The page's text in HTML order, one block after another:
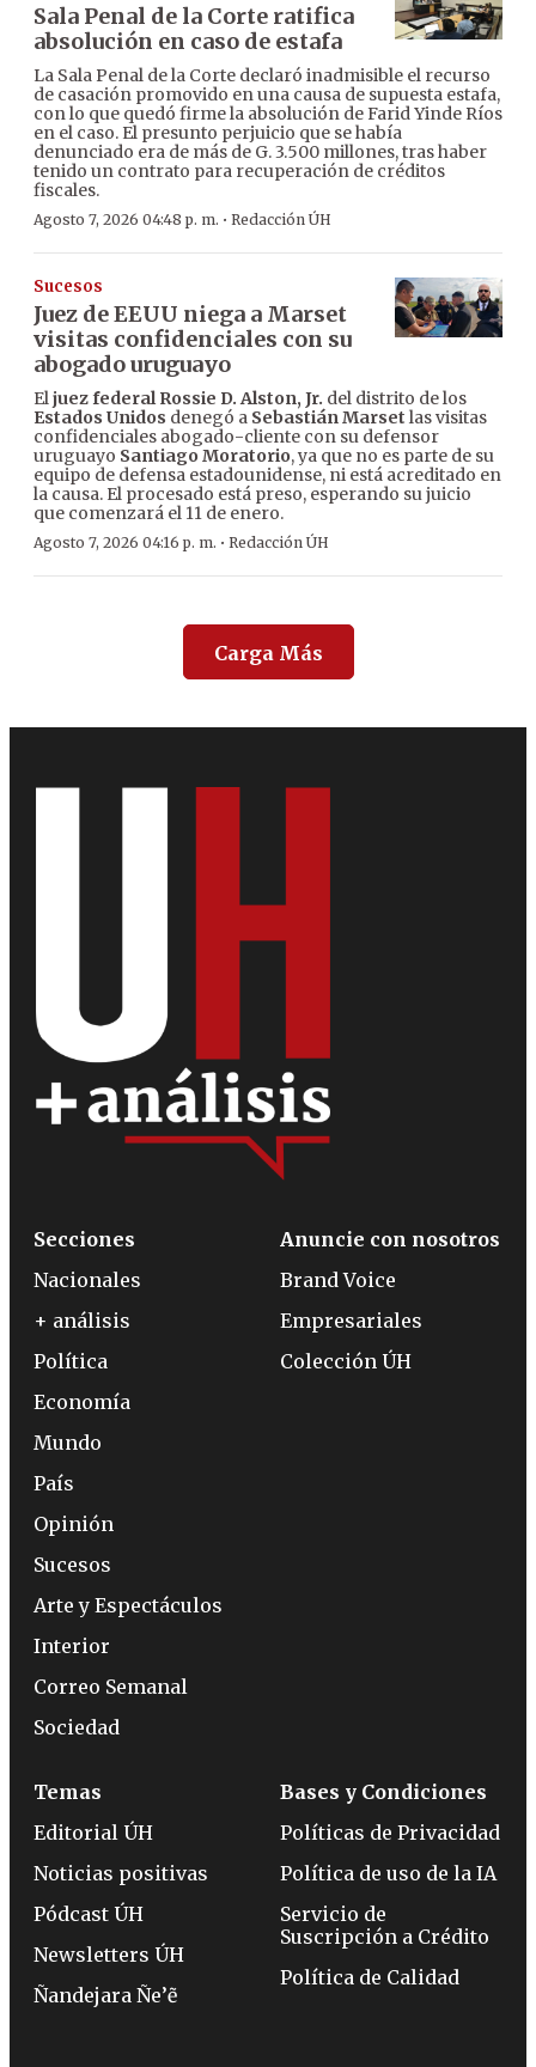
Sala Penal de la Corte ratifica
absolución en caso de estafa
La Sala Penal de la Corte declaró inadmisible el recurso
de casación promovido en una causa de supuesta estafa,
con lo que quedó firme la absolución de Farid Yinde Ríos
en el caso. El presunto perjuicio que se había
denunciado era de más de G. 3.500 millones, tras haber
tenido un contrato para recuperación de créditos
fiscales.
Agosto 7, 2026 04:48 p. m. · Redacción ÚH
Sucesos
Juez de EEUU niega a Marset
visitas confidenciales con su
abogado uruguayo
Eljuez federal Rossie D. Alston, Jr. del distrito de los
Estados Unidos denegó a Sebastián Marset las visitas
confidenciales abogado-cliente con su defensor
uruguayo Santiago Moratorio, ya que no es parte de su
equipo de defensa estadounidense, ni está acreditado en
la causa. El procesado está preso, esperando su juicio
que comenzará el 11 de enero.
Agosto 7, 2026 04:16 p. m. · Redacción ÚH
Carga Más
Secciones
Nacionales
+ análisis
Política
Economía
Mundo
País
Opinión
Sucesos
Arte y Espectáculos
Interior
Correo Semanal
Sociedad
Anuncie con nosotros
Brand Voice
Empresariales
Colección ÚH
Temas
Editorial ÚH
Noticias positivas
Pódcast ÚH
Newsletters ÚH
Ñandejara Ñe’ẽ
Bases y Condiciones
Políticas de Privacidad
Política de uso de la IA
Servicio de
Suscripción a Crédito
Política de Calidad